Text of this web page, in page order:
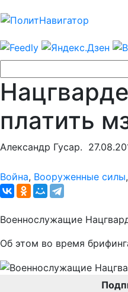
платить
Александр Гусар.
Война, Вооруженные силы,
Военнослужащие
Об этом во время